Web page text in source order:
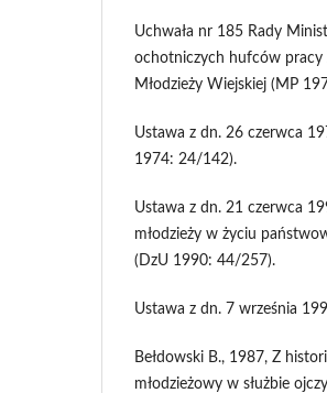
Uchwała nr 185 Rady
ochotniczych hufców pracy
Młodzieży Wiejskiej (MP
Ustawa z dn. 26 czerwca
1974: 24/142).
Ustawa z dn. 21 czerwca
młodzieży w życiu
(DzU 1990: 44/257).
Ustawa z dn. 7 września
Bełdowski B., 1987, Z
młodzieżowy w służbie